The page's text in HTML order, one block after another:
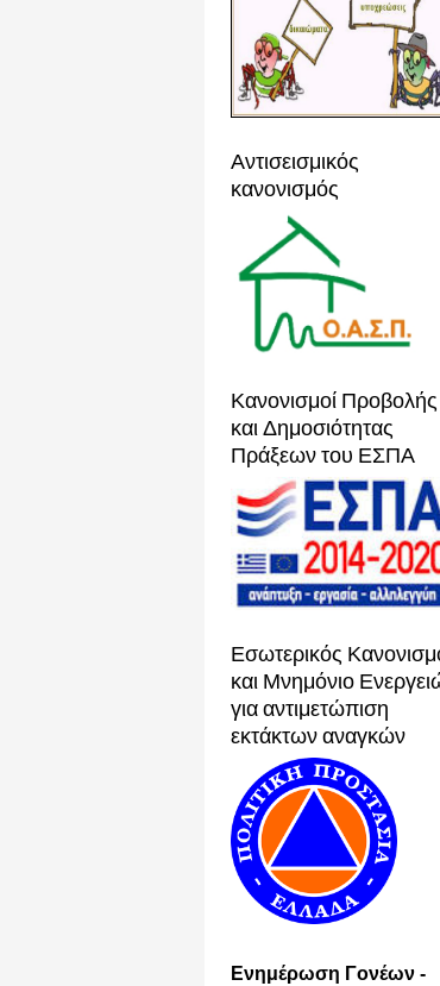
Αντισεισμικός
κανονισμός
Κανονισμοί Προβολής
και Δημοσιότητας
Πράξεων του ΕΣΠΑ
Εσωτερικός
και Μνημόνιο
για αντιμετώπιση
εκτάκτων αναγκών
Ενημέρωση Γονέων -